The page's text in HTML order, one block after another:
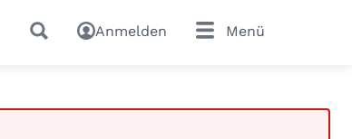
Anmelden Menü